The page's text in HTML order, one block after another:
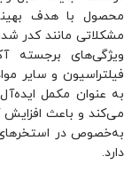
محصول با هدف
مشکلاتی مانند کدر
ویژگی‌های برجسته
فیلتراسیون و سایر
به عنوان مکمل
می‌کند و باعث افزایش
به‌خصوص در استخرهای
دارد.